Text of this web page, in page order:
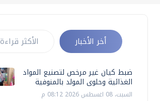
أخر الأخبار الأكثر قراءة
ضبط كيان غير مرخص لتصنيع المواد
الغذائية وحلوى المولد بالمنوفية
السبت، 08 اغسطس 2026 08:12 م